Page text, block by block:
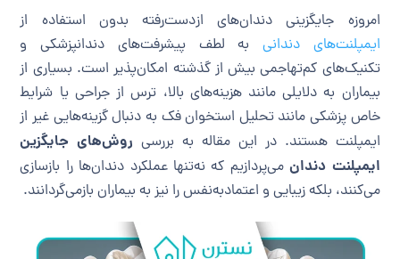
امروزه جایگزینی دندان‌های ازدست‌رفته بدون استفاده از
ایمپلنت‌های دندانی به لطف پیشرفت‌های دندانپزشکی و
تکنیک‌های کم‌تهاجمی بیش از گذشته امکان‌پذیر است. بسیاری از
بیماران به دلایلی مانند هزینه‌های بالا، ترس از جراحی یا شرایط
خاص پزشکی مانند تحلیل استخوان فک به دنبال گزینه‌هایی غیر از
ایمپلنت هستند. در این مقاله به بررسی روش‌های جایگزین
ایمپلنت دندانمی‌پردازیم که نه‌تنها عملکرد دندان‌ها را بازسازی
می‌کنند، بلکه زیبایی و اعتمادبه‌نفس را نیز به بیماران بازمی‌گردانند.